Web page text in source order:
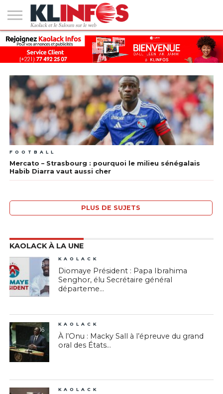
#2
(PAS
DE
TITRE)
KAOLACK
POLITIQUE
ECONOMIE
SOCIÉTÉ
CULTURE
PEOPLE
SPORT
SANTÉ
AFRIQUE
INTERNATIONAL
EMPLOI &
FORMATION
FOOTBALL
Mercato – Strasbourg : pourquoi le milieu sénégalais
Habib Diarra vaut aussi cher
PLUS DE SUJETS
KAOLACK À LA UNE
8
KAOLACK
Diomaye Président : Papa Ibrahima
Senghor, élu Secrétaire général
départeme...
16
KAOLACK
À l’Onu : Macky Sall à l’épreuve du grand
oral des États...
KAOLACK